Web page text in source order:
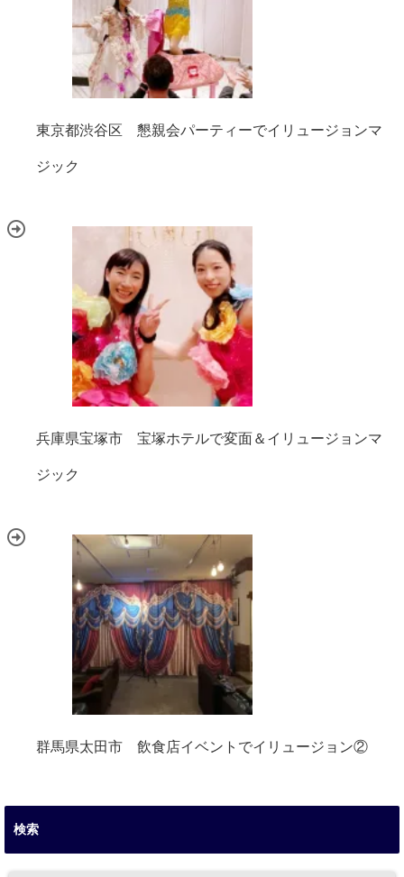
東京都渋谷区 懇親会パーティーでイリュージョンマ
ジック
兵庫県宝塚市 宝塚ホテルで変面＆イリュージョンマ
ジック
群馬県太田市 飲食店イベントでイリュージョン②
検索